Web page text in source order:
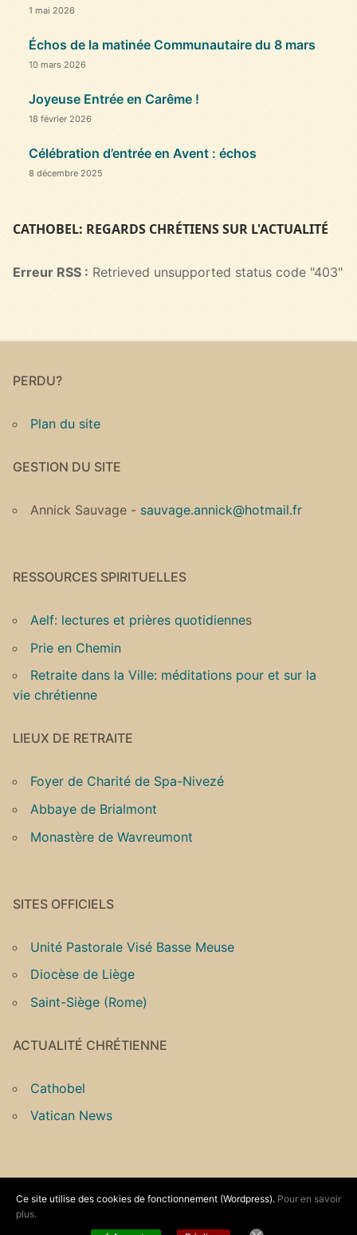
1 mai 2026
Échos de la matinée Communautaire du 8 mars
10 mars 2026
Joyeuse Entrée en Carême !
18 février 2026
Célébration d’entrée en Avent : échos
8 décembre 2025
CATHOBEL: REGARDS CHRÉTIENS SUR L'ACTUALITÉ
Erreur RSS : Retrieved unsupported status code "403"
PERDU?
Plan du site
GESTION DU SITE
Annick Sauvage - sauvage.annick@hotmail.fr
RESSOURCES SPIRITUELLES
Aelf: lectures et prières quotidiennes
Prie en Chemin
Retraite dans la Ville: méditations pour et sur la
vie chrétienne
LIEUX DE RETRAITE
Foyer de Charité de Spa-Nivezé
Abbaye de Brialmont
Monastère de Wavreumont
SITES OFFICIELS
Unité Pastorale Visé Basse Meuse
Diocèse de Liège
Saint-Siège (Rome)
ACTUALITÉ CHRÉTIENNE
Cathobel
Vatican News
Informations légales – Propulsé par Customify
Ce site utilise des cookies de fonctionnement (Wordpress). Pour en savoir
plus.